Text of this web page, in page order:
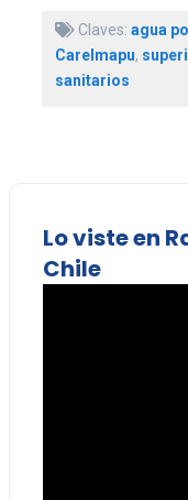
Claves: agua
Carelmapu,
sanitarios
Lo viste en
Chile